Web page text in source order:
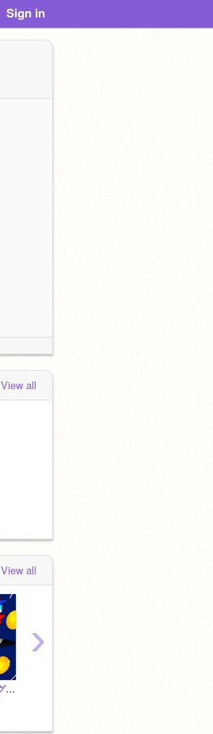
Sign in
View all
View all
シューティング ドラグーン2
›